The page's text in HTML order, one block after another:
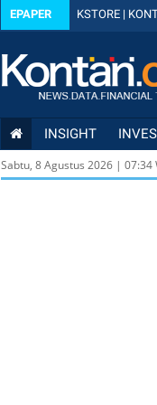
EPAPER KSTORE |
INSIGHT
Sabtu, 8 Agustus 2026 | 07:34